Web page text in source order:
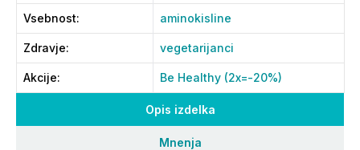
Opis izdelka
Mnenja
Vsebnost: aminokisline
Zdravje: vegetarijanci
Akcije: Be Healthy (2x=-20%)